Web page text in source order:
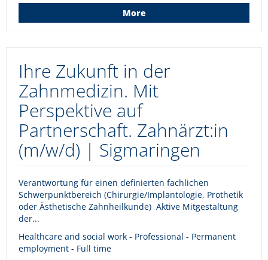
More
Ihre Zukunft in der
Zahnmedizin. Mit
Perspektive auf
Partnerschaft. Zahnärzt:in
(m/w/d) | Sigmaringen
Verantwortung für einen definierten fachlichen
Schwerpunktbereich (Chirurgie/Implantologie, Prothetik
oder Ästhetische Zahnheilkunde) Aktive Mitgestaltung
der...
Healthcare and social work - Professional - Permanent
employment - Full time